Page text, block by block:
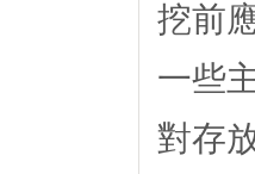
挖前
一些
對存